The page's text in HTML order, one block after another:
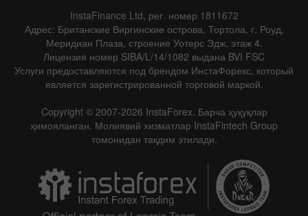
InstaFinance Ltd, рег. номер 1811672
Адрес: Британские Виргинские острова, Тортола, г. Роуд,
Меридиан Плаза, строение Уотерс Эдж, этаж 4.
Лицензия номер SIBA/L/14/1082 выдана BVI FSC
Услуги предоставляются под брендом ИнстаФорекс, который
является зарегистрированной торговой маркой.
Copyright © 2007-2026 InstaForex. Барча ҳуқуқлар
ҳимояланган. Молиявий хизматлар InstaFintech Group
томонидан тақдим этилади.